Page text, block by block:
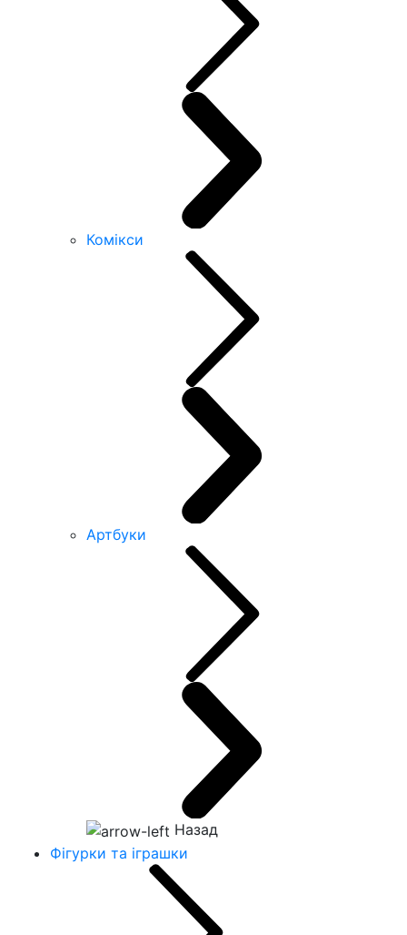
Комікси
Артбуки
Назад
Фігурки та іграшки